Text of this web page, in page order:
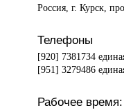
Россия, г. Курск,
Телефоны
[920] 7381734
[951] 3279486
Рабочее время: